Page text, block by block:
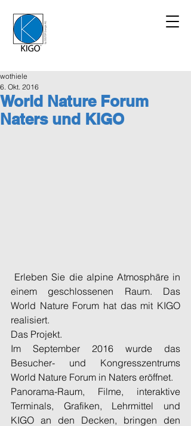
World Nature Forum
Naters und KIGO
wothiele
6. Okt. 2016
einem geschlossenen Raum. Das
World Nature Forum hat das mit KIGO
realisiert.
Das Projekt.
Im September 2016 wurde das
Besucher- und Kongresszentrums
World Nature Forum in Naters eröffnet.
Panorama-Raum, Filme, interaktive
Terminals, Grafiken, Lehrmittel und
KIGO an den Decken, bringen den